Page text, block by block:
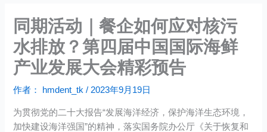
同期活动｜餐企如何应对核污
水排放？第四届中国国际海鲜
产业发展大会精彩预告
作者： hmdent_tk/2023年9月19日
为贯彻党的二十大报告“发展海洋经济，保护海洋生态环境，
加快建设海洋强国”的精神，落实国务院办公厅《关于恢复和